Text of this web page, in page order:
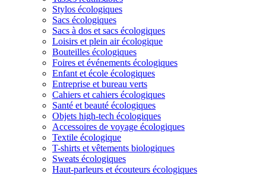
Stylos écologiques
Sacs écologiques
Sacs à dos et sacs écologiques
Loisirs et plein air écologique
Bouteilles écologiques
Foires et événements écologiques
Enfant et école écologiques
Entreprise et bureau verts
Cahiers et cahiers écologiques
Santé et beauté écologiques
Objets high-tech écologiques
Accessoires de voyage écologiques
Textile écologique
T-shirts et vêtements biologiques
Sweats écologiques
Haut-parleurs et écouteurs écologiques